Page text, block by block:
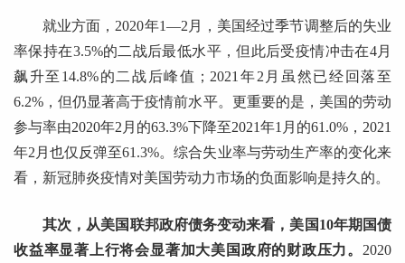
就业方面，2020年1—2月，美国经过季节调整后的失业
率保持在3.5%的二战后最低水平，但此后受疫情冲击在4月
飙升至14.8%的二战后峰值；2021年2月虽然已经回落至
6.2%，但仍显著高于疫情前水平。更重要的是，美国的劳动
参与率由2020年2月的63.3%下降至2021年1月的61.0%，2021
年2月也仅反弹至61.3%。综合失业率与劳动生产率的变化来
看，新冠肺炎疫情对美国劳动力市场的负面影响是持久的。
其次，从美国联邦政府债务变动来看，美国10年期国债
收益率显著上行将会显著加大美国政府的财政压力。 2020